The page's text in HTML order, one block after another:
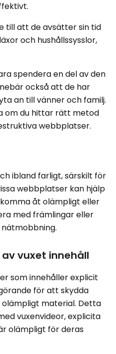
till att de avsätter sin tid
och hushållssysslor,
spendera en del av den
också att de har
an till vänner och familj.
om du hittar rätt metod
webbplatser.
ibland farligt, särskilt för
webbplatser kan hjälp
åt olämpligt eller
med främlingar eller
vuxet innehåll
som innehåller explicit
för att skydda
material. Detta
vuxenvideor, explicita
olämpligt för deras